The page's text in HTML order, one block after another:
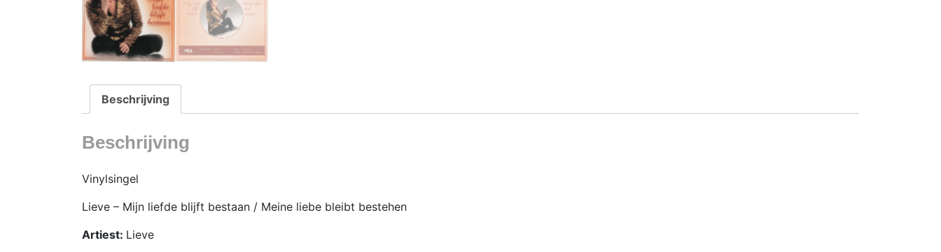
Beschrijving
Beschrijving
Vinylsingel
Lieve – Mijn liefde blijft bestaan / Meine liebe bleibt bestehen
Artiest: Lieve